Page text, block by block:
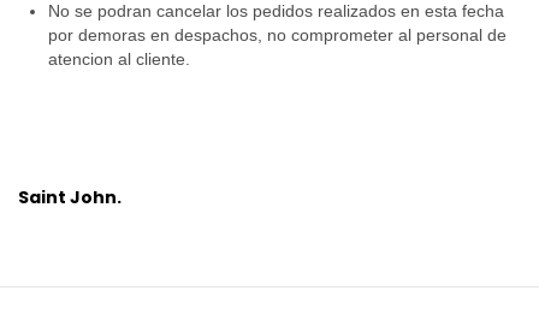
No se podran cancelar los pedidos realizados en esta fecha
por demoras en despachos, no comprometer al personal de
atencion al cliente.
Saint John.